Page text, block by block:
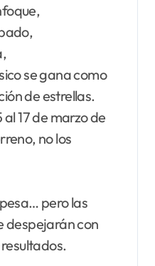
se gana como
de estrellas.
17 de marzo de
no los
pero las
despejarán con